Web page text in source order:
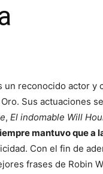
un reconocido actor y
Sus actuaciones
, El indomable Will
mantuvo que a
Con el fin de
frases de Robin